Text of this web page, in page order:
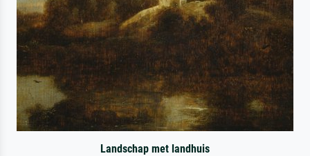
Landschap met landhuis